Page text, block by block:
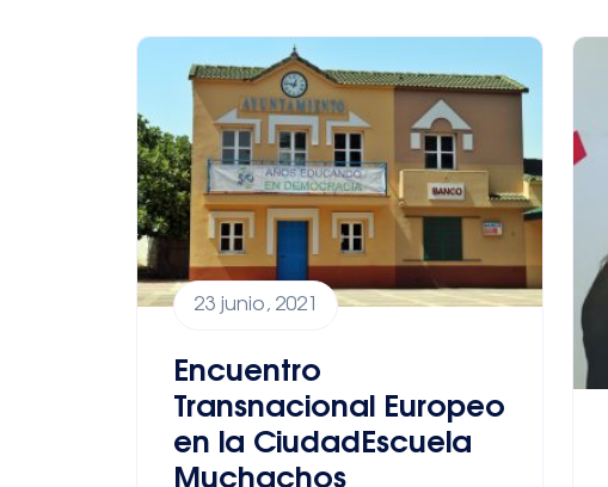
23 junio, 2021
Encuentro
Transnacional Europeo
en la CiudadEscuela
Muchachos